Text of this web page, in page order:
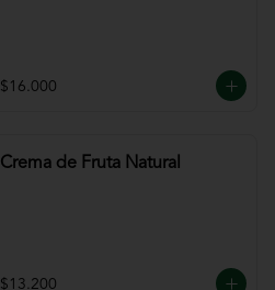
$16.000
Crema de Fruta Natural
$13.200